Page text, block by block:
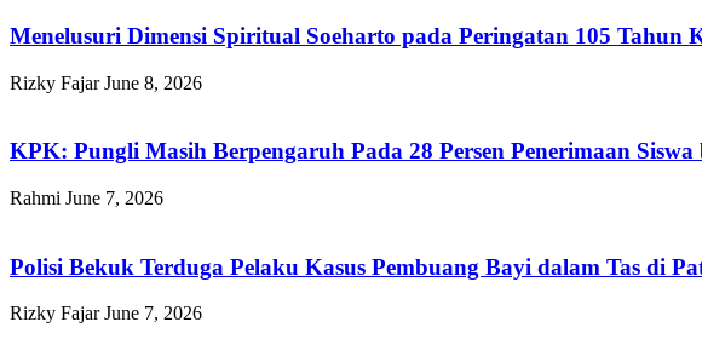
Menelusuri Dimensi Spiritual Soeharto pada Peringatan 105 Tahun
Rizky FajarJune 8, 2026
KPK: Pungli Masih Berpengaruh Pada 28 Persen Penerimaan Siswa
Rahmi June 7, 2026
Polisi Bekuk Terduga Pelaku Kasus Pembuang Bayi dalam Tas di
Rizky FajarJune 7, 2026